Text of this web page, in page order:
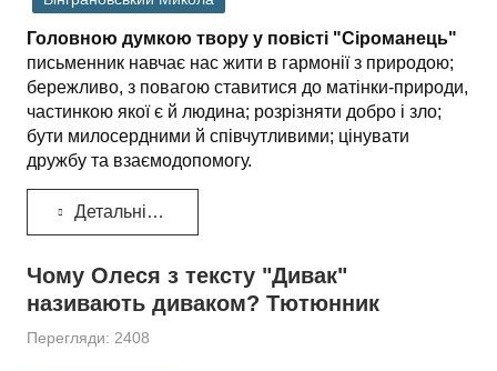
Головною думкою твору у повісті "Сіроманець"
письменник навчає нас жити в гармонії з природою;
бережливо, з повагою ставитися до матінки-природи,
частинкою якої є й людина; розрізняти добро і зло;
бути милосердними й співчутливими; цінувати
дружбу та взаємодопомогу.
Детальніше...
Чому Олеся з тексту "Дивак"
називають диваком? Тютюнник
Перегляди: 2408